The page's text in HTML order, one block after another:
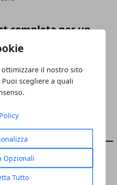
il nostro sito
scegliere a quali
Opzionali
Tutto
completa per un
organizzato